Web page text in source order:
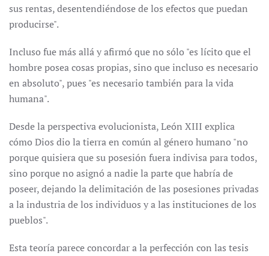
sus rentas, desentendiéndose de los efectos que puedan
producirse".
Incluso fue más allá y afirmó que no sólo "es lícito que el
hombre posea cosas propias, sino que incluso es necesario
en absoluto", pues "es necesario también para la vida
humana".
Desde la perspectiva evolucionista, León XIII explica
cómo Dios dio la tierra en común al género humano "no
porque quisiera que su posesión fuera indivisa para todos,
sino porque no asignó a nadie la parte que habría de
poseer, dejando la delimitación de las posesiones privadas
a la industria de los individuos y a las instituciones de los
pueblos".
Esta teoría parece concordar a la perfección con las tesis